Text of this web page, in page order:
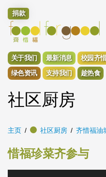
捐款
关于我们 最新消息 校园齐
绿色资讯
支持我们 趁热食
社区厨房
主页 社区厨房 齐惜福油
惜福珍菜齐参与